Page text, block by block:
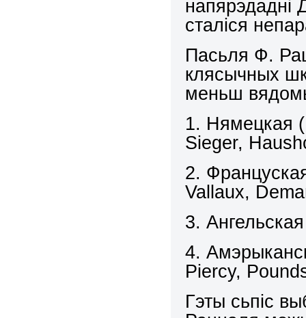
напярэдадні
сталіся
Пасьля Ф.
клясычных
меньш
1. Нямецкая
Sieger,
2.
Vallaux,
3. Ангельская
4.
Piercy,
Гэты сьпіс